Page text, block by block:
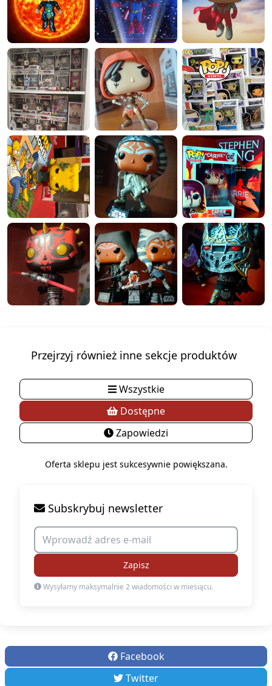
Przejrzyj również inne sekcje produktów
Wszystkie
Dostępne
Zapowiedzi
Oferta sklepu jest sukcesywnie powiększana.
Subskrybuj newsletter
Zapisz
Wysyłamy maksymalnie 2 wiadomości w miesiącu.
Facebook
Twitter